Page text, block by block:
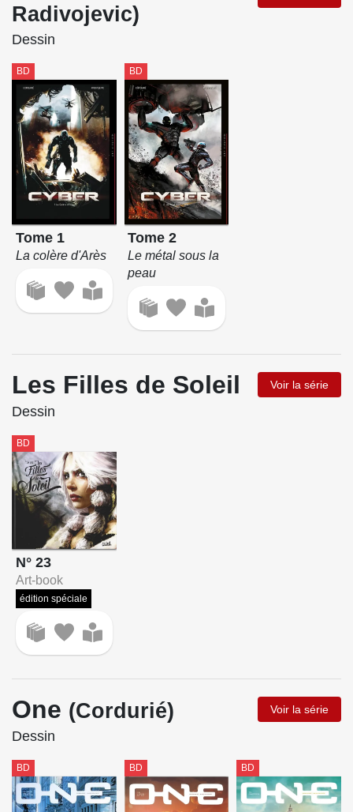
Radivojevic)
Dessin
BD
Tome 1
La colère d'Arès
BD
Tome 2
Le métal sous la
peau
Les Filles de Soleil Voir la série
Dessin
BD
N° 23
Art-book
édition spéciale
One (Cordurié) Voir la série
Dessin
BD BD BD